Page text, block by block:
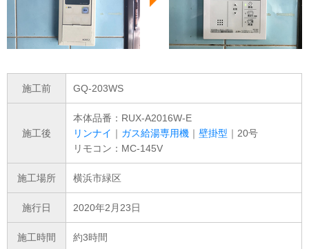
施工前 GQ-203WS
施工後
本体品番：RUX-A2016W-E
リンナイ ｜ ガス給湯専用機 ｜ 壁掛型 ｜20号
リモコン：MC-145V
施工場所 横浜市緑区
施行日 2020年2月23日
施工時間 約3時間